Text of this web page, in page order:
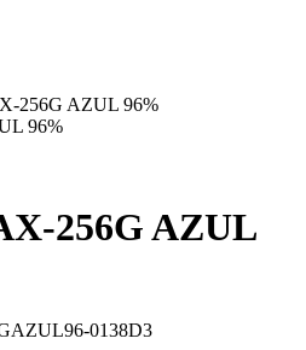
256G AZUL 96%
256G AZUL
0138D3